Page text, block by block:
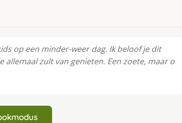
op een minder-weer dag. Ik beloof je dit
zult van genieten. Een zoete, maar o